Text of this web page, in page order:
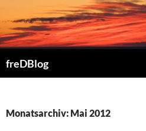
Inhalt
springen
freDBlog
Monatsarchiv: Mai 2012